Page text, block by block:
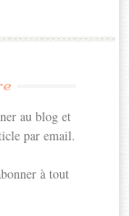
au blog et
par email.
à tout